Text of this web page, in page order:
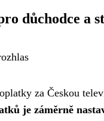
důchodce a
za Českou
je záměrně